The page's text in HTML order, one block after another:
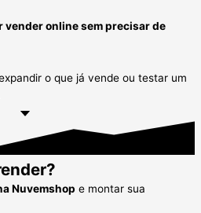
vender online sem precisar de
o que já vende ou testar um
Nuvemshop e montar sua